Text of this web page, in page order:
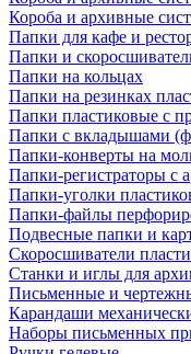
Короба и архивные
Папки для кафе и
Папки и
Папки на кольцах
Папки на резинках
Папки пластиковые с
Папки с вкладышами
Папки-конверты на
Папки-регистраторы с
Папки-уголки
Папки-файлы
Подвесные папки и
Скоросшиватели
Станки и иглы для
Письменные и
Карандаши
Наборы письменных